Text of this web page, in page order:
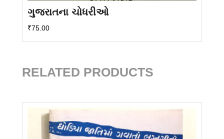
ગુજરાતના ચોધરીઓ
₹75.00
RELATED PRODUCTS